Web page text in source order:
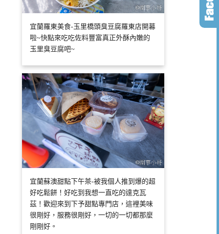
宜蘭羅東美食-玉里橋頭臭豆腐羅東店開幕
啦~快點來吃吃佐料豐富真正外酥內嫩的
玉里臭豆腐吧~
宜蘭蘇澳甜點下午茶-被我個人推到爆的超
好吃鬆餅！好吃到我想一直吃的達克瓦
茲！歡迎來到下予甜點專門店，這裡美味
很剛好，服務很剛好，一切的一切都那麼
剛剛好。